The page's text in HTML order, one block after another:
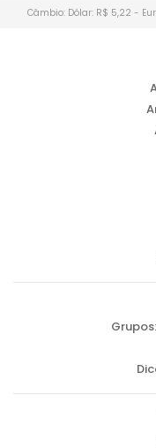
Câmbio: Dólar: R$ 5,22 -